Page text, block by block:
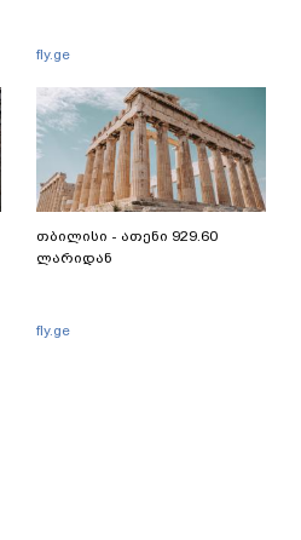
fly.ge
თბილისი - ათენი 929.60
ლარიდან
fly.ge